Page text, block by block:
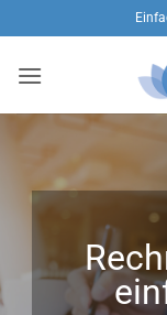
Inhalt
springen